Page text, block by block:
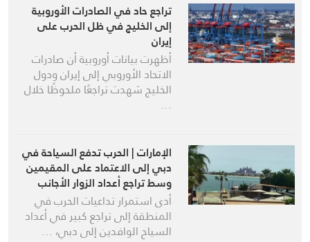
تراجع حاد في الصادرات الأوروبية
إلى الخليج في ظل الحرب على
إيران
أظهرت بيانات أوروبية أن صادرات
الاتحاد الأوروبي إلى إيران ودول
الخليج شهدت تراجعًا ملحوظًا خلال
الإمارات | الحرب تدفع السياحة في
دبي إلى الاعتماد على المقيمين
وسط تراجع أعداد الزوار الأجانب
أدى استمرار تداعيات الحرب في
المنطقة إلى تراجع كبير في أعداد
السياح الوافدين إلى دبي، …